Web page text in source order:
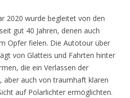
2020 wurde begleitet von den
gut 40 Jahren, denen auch
Opfer fielen. Die Autotour über
von Glatteis und Fahrten hinter
die ein Verlassen der
aber auch von traumhaft klaren
auf Polarlichter ermöglichten.